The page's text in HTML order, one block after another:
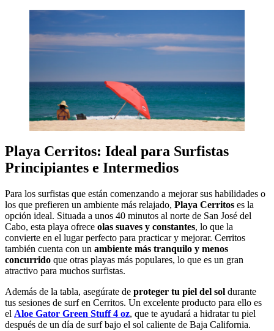
Playa Cerritos: Ideal para Surfistas
Principiantes e Intermedios
Para los surfistas que están comenzando a mejorar sus habilidades o
los que prefieren un ambiente más relajado, Playa Cerritos es la
opción ideal. Situada a unos 40 minutos al norte de San José del
Cabo, esta playa ofrece olas suaves y constantes, lo que la
convierte en el lugar perfecto para practicar y mejorar. Cerritos
también cuenta con un ambiente más tranquilo y menos
concurrido que otras playas más populares, lo que es un gran
atractivo para muchos surfistas.
Además de la tabla, asegúrate de proteger tu piel del sol durante
tus sesiones de surf en Cerritos. Un excelente producto para ello es
el Aloe Gator Green Stuff 4 oz, que te ayudará a hidratar tu piel
después de un día de surf bajo el sol caliente de Baja California.